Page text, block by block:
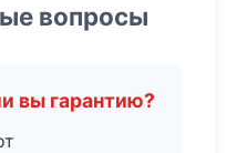
вопросы
вы гарантию?